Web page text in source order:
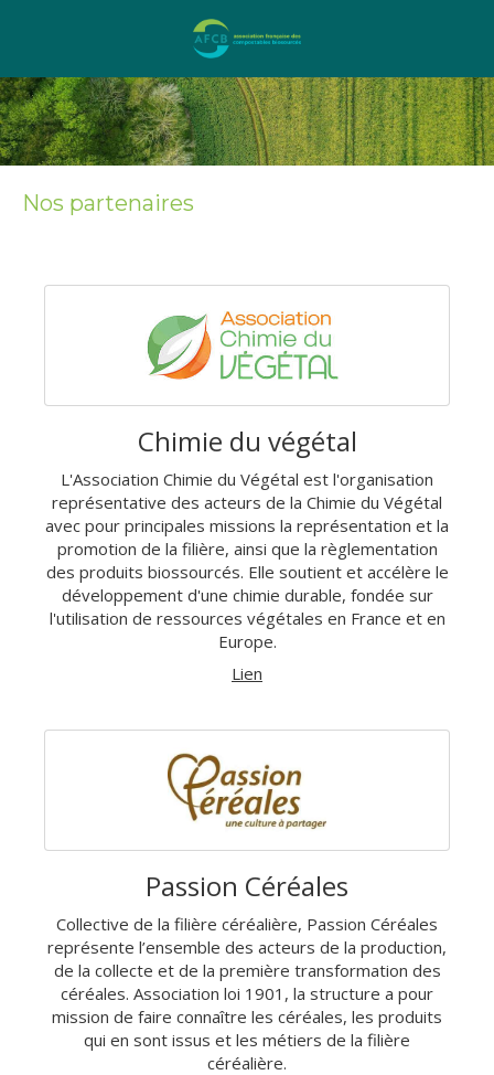
Nos partenaires
Chimie du végétal
L'Association Chimie du Végétal est l'organisation
représentative des acteurs de la Chimie du Végétal
avec pour principales missions la représentation et la
promotion de la filière, ainsi que la règlementation
des produits biossourcés. Elle soutient et accélère le
développement d'une chimie durable, fondée sur
l'utilisation de ressources végétales en France et en
Europe.
Lien
Passion Céréales
Collective de la filière céréalière, Passion Céréales
représente l’ensemble des acteurs de la production,
de la collecte et de la première transformation des
céréales. Association loi 1901, la structure a pour
mission de faire connaître les céréales, les produits
qui en sont issus et les métiers de la filière
céréalière.